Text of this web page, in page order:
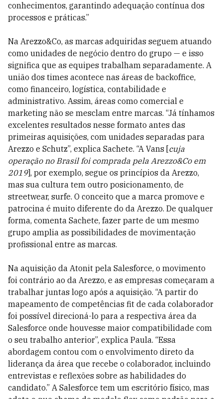
conhecimentos, garantindo adequação contínua dos
processos e práticas.”
Na Arezzo&Co, as marcas adquiridas seguem atuando
como unidades de negócio dentro do grupo — e isso
significa que as equipes trabalham separadamente. A
união dos times acontece nas áreas de backoffice,
como financeiro, logística, contabilidade e
administrativo. Assim, áreas como comercial e
marketing não se mesclam entre marcas. “Já tínhamos
excelentes resultados nesse formato antes das
primeiras aquisições, com unidades separadas para
Arezzo e Schutz”, explica Sachete. “A Vans [cuja
operação no Brasil foi comprada pela Arezzo&Co em
2019], por exemplo, segue os princípios da Arezzo,
mas sua cultura tem outro posicionamento, de
streetwear, surfe. O conceito que a marca promove e
patrocina é muito diferente do da Arezzo. De qualquer
forma, comenta Sachete, fazer parte de um mesmo
grupo amplia as possibilidades de movimentação
profissional entre as marcas.
Na aquisição da Atonit pela Salesforce, o movimento
foi contrário ao da Arezzo, e as empresas começaram a
trabalhar juntas logo após a aquisição. “A partir do
mapeamento de competências fit de cada colaborador
foi possível direcioná-lo para a respectiva área da
Salesforce onde houvesse maior compatibilidade com
o seu trabalho anterior”, explica Paula. “Essa
abordagem contou com o envolvimento direto da
liderança da área que recebe o colaborador, incluindo
entrevistas e reflexões sobre as habilidades do
candidato.” A Salesforce tem um escritório físico, mas